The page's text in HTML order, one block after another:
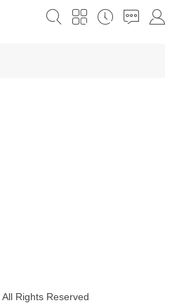
All Rights Reserved